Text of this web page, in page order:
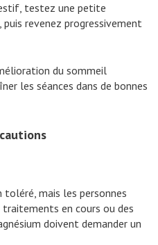
testez une petite
revenez progressivement
du sommeil
les séances dans de bonnes
mais les personnes
en cours ou des
doivent demander un